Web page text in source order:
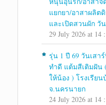
แยกยา/อาสาผลิต
และเปิดสวนผัก วัน
29 July 2026 at 14
รุ่น 1 ปี 69 วันเสา
ทำดี แต้มสีเติมฝัน
ให้น้อง ) โรงเรีย
จ.นครนายก
24 July 2026 at 14